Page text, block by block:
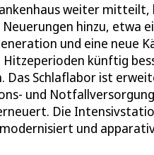
weiter mitteilt,
hinzu, etwa
und eine neue
Hitzeperioden künftig
Das Schlaflabor ist
und
Die
und